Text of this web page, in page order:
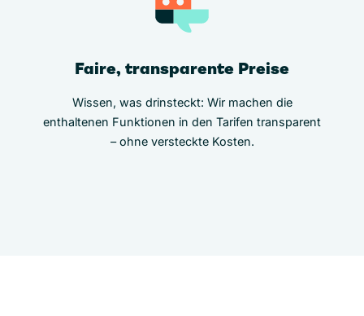
Faire, transparente Preise
Wissen, was drinsteckt: Wir machen die
enthaltenen Funktionen in den Tarifen transparent
– ohne versteckte Kosten.